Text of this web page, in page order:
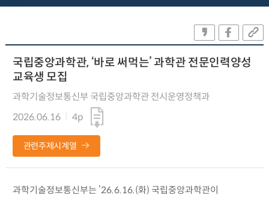
국립중앙과학관, ‘바로 써먹는’ 과학관 전문인력양성
교육생 모집
과학기술정보통신부 국립중앙과학관 전시운영정책과
2026.06.16
4p
관련주제시계열
과학기술정보통신부는 ’26.6.16.(화) 국립중앙과학관이